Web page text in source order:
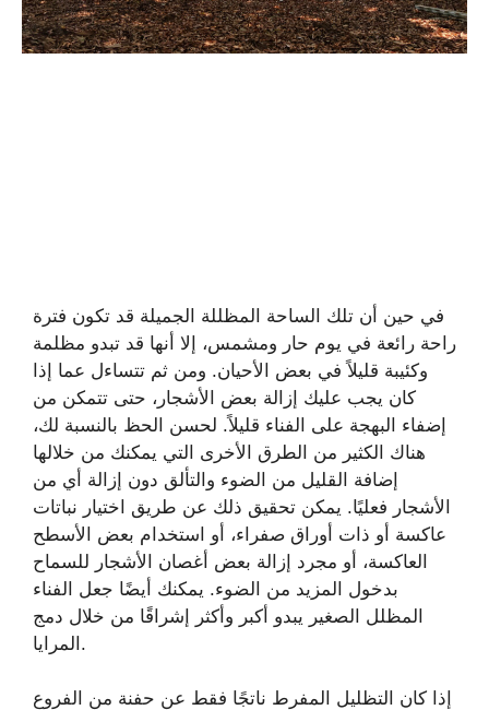
في حين أن تلك الساحة المظللة الجميلة قد تكون فترة
راحة رائعة في يوم حار ومشمس، إلا أنها قد تبدو مظلمة
وكئيبة قليلاً في بعض الأحيان. ومن ثم تتساءل عما إذا
كان يجب عليك إزالة بعض الأشجار، حتى تتمكن من
إضفاء البهجة على الفناء قليلاً. لحسن الحظ بالنسبة لك،
هناك الكثير من الطرق الأخرى التي يمكنك من خلالها
إضافة القليل من الضوء والتألق دون إزالة أي من
الأشجار فعليًا. يمكن تحقيق ذلك عن طريق اختيار نباتات
عاكسة أو ذات أوراق صفراء، أو استخدام بعض الأسطح
العاكسة، أو مجرد إزالة بعض أغصان الأشجار للسماح
بدخول المزيد من الضوء. يمكنك أيضًا جعل الفناء
المظلل الصغير يبدو أكبر وأكثر إشراقًا من خلال دمج
المرايا.
إذا كان التظليل المفرط ناتجًا فقط عن حفنة من الفروع